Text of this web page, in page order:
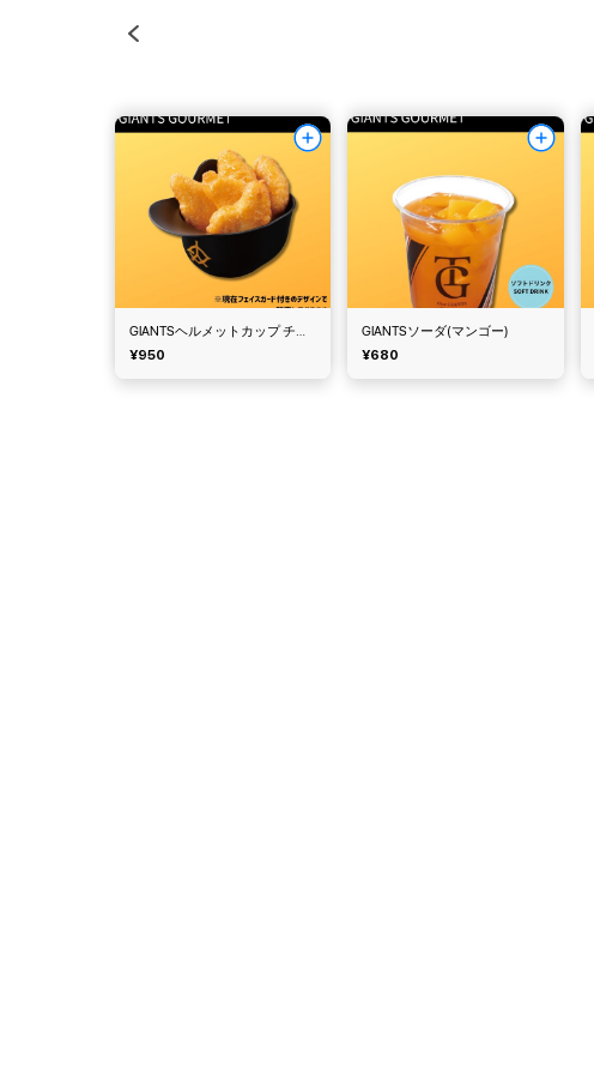
¥950
GIANTSソーダ(マンゴー)
¥680